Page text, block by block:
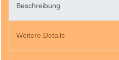
Beschreibung
Weitere Details